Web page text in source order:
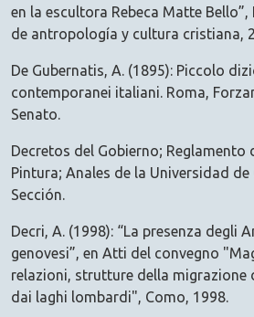
en la escultora Rebeca Matte
de antropología y cultura cristiana,
De Gubernatis, A. (1895): Piccolo
contemporanei italiani. Roma,
Senato.
Decretos del Gobierno; Reglamento
Pintura; Anales de la Universidad de
Sección.
Decri, A. (1998): “La presenza degli
genovesi”, en Atti del convegno
relazioni, strutture della
dai laghi lombardi", Como, 1998.